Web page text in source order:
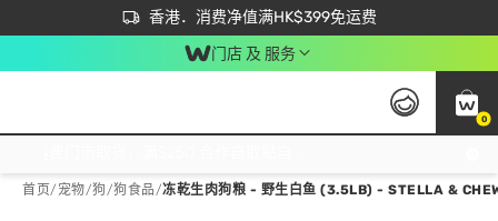
香港．消费净值满HK$399免运费
立即成为易赏钱会员尽享独家优惠
首次APP下单买满$450 输入 NEWAPP 即减$50
门店 及 服务
0
首页/ 宠物/狗/狗食品/冻乾生肉狗粮 - 野生白鱼 (3.5LB) - STELLA &